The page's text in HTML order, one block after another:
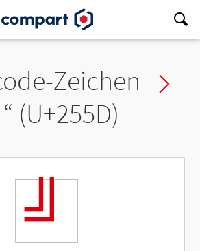
Zeichen
“ (U+255D)
╝